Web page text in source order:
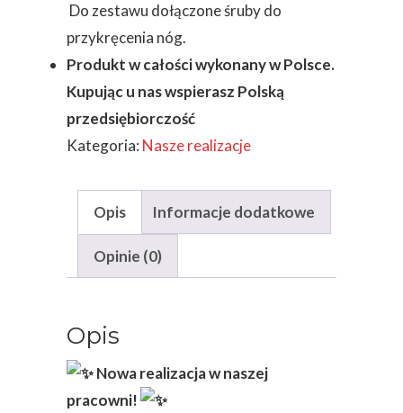
Do zestawu dołączone śruby do
przykręcenia nóg.
Produkt w całości wykonany w Polsce.
Kupując u nas wspierasz Polską
przedsiębiorczość
Kategoria: Nasze realizacje
Opis Informacje dodatkowe
Opinie (0)
Opis
Nowa realizacja w naszej
pracowni!